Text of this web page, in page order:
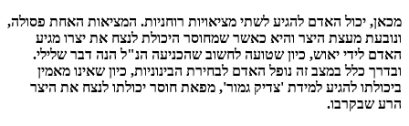
מכאן, יכול האדם להגיע לשתי מציאויות רוחניות. המציאות האחת פסולה,
ונובעת מעצת היצר והיא כאשר שמחוסר היכולת לנצח את יצרו מגיע
האדם לידי יאוש, כיון שטועה לחשוב שהכניעה הנ"ל הנה דבר שלילי.
ובדרך כלל במצב זה נופל האדם לבחירת הבינוניות, כיון שאינו מאמין
ביכולתו להגיע למידת 'צדיק גמור', מפאת חוסר יכולתו לנצח את היצר
הרע שבקרבו.